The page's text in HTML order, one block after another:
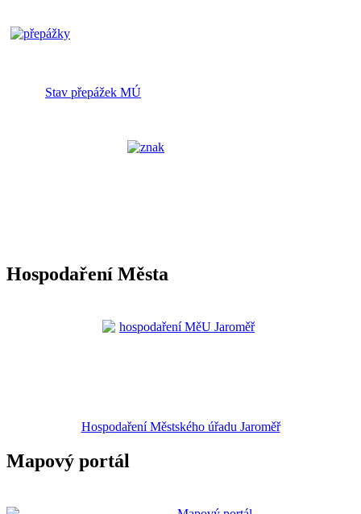
Stav přepážek MÚ
Hospodaření Města
Hospodaření Městského úřadu Jaroměř
Mapový portál